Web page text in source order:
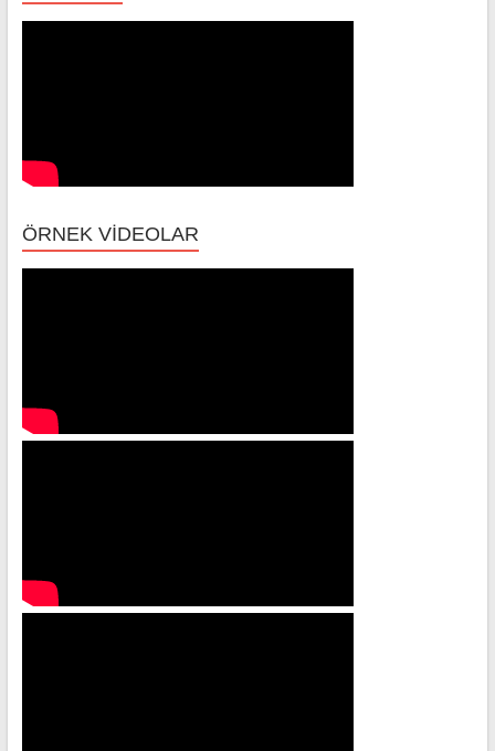
ÖRNEK VİDEOLAR